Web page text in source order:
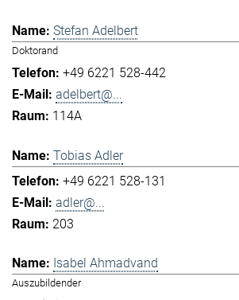
Stefan Adelbert
Doktorand
+49 6221 528-442
adelbert@...
114A
Tobias Adler
+49 6221 528-131
adler@...
203
Isabel Ahmadvand
Auszubildender